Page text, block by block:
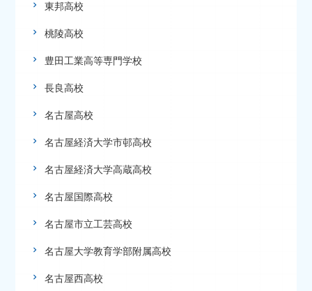
東邦高校
桃陵高校
豊田工業高等専門学校
長良高校
名古屋高校
名古屋経済大学市邨高校
名古屋経済大学高蔵高校
名古屋国際高校
名古屋市立工芸高校
名古屋大学教育学部附属高校
名古屋西高校